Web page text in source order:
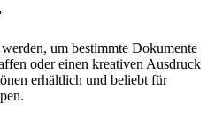
um bestimmte Dokumente
oder einen kreativen Ausdruck
erhältlich und beliebt für